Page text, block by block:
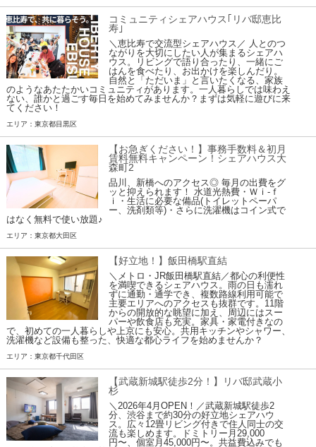
コミュニティシェアハウス｢リバ邸恵比
寿｣
＼恵比寿で交流型シェアハウス／ 人とのつ
ながりを大切にしたい人が集まるシェアハ
ウス。リビングで語り合ったり、一緒にご
はんを食べたり、お出かけを楽しんだり。
自然と「ただいま」と言いたくなる、家族
のようなあたたかいコミュニティがあります。一人暮らしでは味わえ
ない、誰かと過ごす毎日を始めてみませんか？まずは気軽に遊びに来
てください！
エリア：東京都目黒区
【お急ぎください！】事務手数料＆初月
賃料無料キャンペーン！シェアハウス大
森町2
品川、新橋へのアクセス◎ 毎月の出費をグ
ッと抑えられます！ 水道光熱費・Ｗｉ-ｆ
ｉ・生活に必要な備品(トイレットペーパ
ー、洗剤類等)・さらに洗濯機はコイン式で
はなく無料で使い放題♪
エリア：東京都大田区
【好立地！】飯田橋駅直結
＼メトロ・JR飯田橋駅直結／都心の利便性
を満喫できるシェアハウス。雨の日も濡れ
ずに通勤・通学でき、複数路線利用可能で
主要エリアへのアクセスも抜群です。11階
からの開放的な眺望に加え、周辺にはスー
パーや飲食店も充実。家具・家電付きなの
で、初めての一人暮らしや上京にも安心。共用キッチンやシャワー、
洗濯機など設備も整った、快適な都心ライフを始めませんか？
エリア：東京都千代田区
【武蔵新城駅徒歩2分！】リバ邸武蔵小
杉
＼2026年4月OPEN！／武蔵新城駅徒歩2
分、渋谷まで約30分の好立地シェアハウ
ス。広々12畳リビング付きで住人同士の交
流も楽しめます。ドミトリー月29,000
円〜、個室月45,000円〜。共益費込みでも